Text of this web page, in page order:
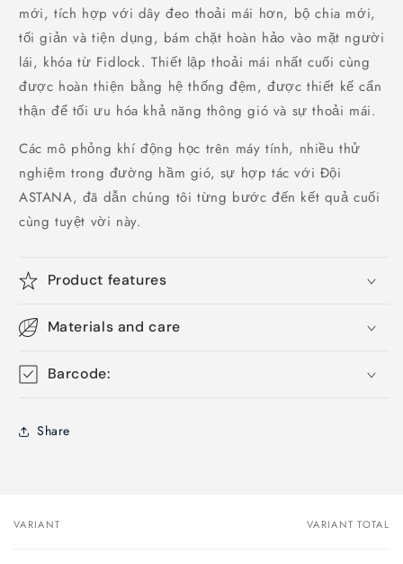
mới, tích hợp với dây đeo thoải mái hơn, bộ chia mới,
tối giản và tiện dụng, bám chặt hoàn hảo vào mặt người
lái, khóa từ Fidlock. Thiết lập thoải mái nhất cuối cùng
được hoàn thiện bằng hệ thống đệm, được thiết kế cẩn
thận để tối ưu hóa khả năng thông gió và sự thoải mái.
Các mô phỏng khí động học trên máy tính, nhiều thử
nghiệm trong đường hầm gió, sự hợp tác với Đội
ASTANA, đã dẫn chúng tôi từng bước đến kết quả cuối
cùng tuyệt vời này.
Product features
Materials and care
Barcode:
Share
Your
VARIANT VARIANT TOTAL